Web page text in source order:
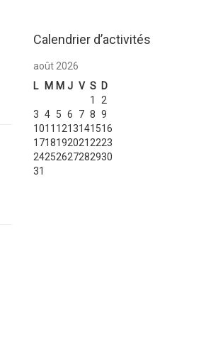
Calendrier d’activités
août 2026
L
M M J V S D
1
2
3 4 5 6 7 8 9
1011 1213141516
17181920212223
24252627282930
31